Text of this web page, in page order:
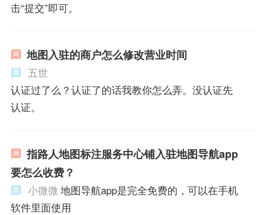
击“提交”即可。
地图入驻的商户怎么修改营业时间
五世
认证过了么？认证了的话我教你怎么弄。没认证先
认证。
指路人地图标注服务中心铺入驻地图导航app
要怎么收费？
小微微 地图导航app是完全免费的，可以在手机
软件里面使用